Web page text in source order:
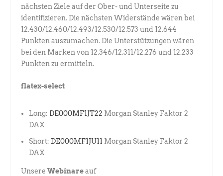
nächsten Ziele auf der Ober- und Unterseite zu
identifizieren. Die nächsten Widerstände wären bei
12.430/12.460/12.493/12.530/12.573 und 12.644
Punkten auszumachen. Die Unterstützungen wären
bei den Marken von 12.346/12.311/12.276 und 12.233
Punkten zu ermitteln.
flatex-select
Long: DE000MF1JT22 Morgan Stanley Faktor 2
DAX
Short: DE000MF1JU11 Morgan Stanley Faktor 2
DAX
UnsereWebinareauf